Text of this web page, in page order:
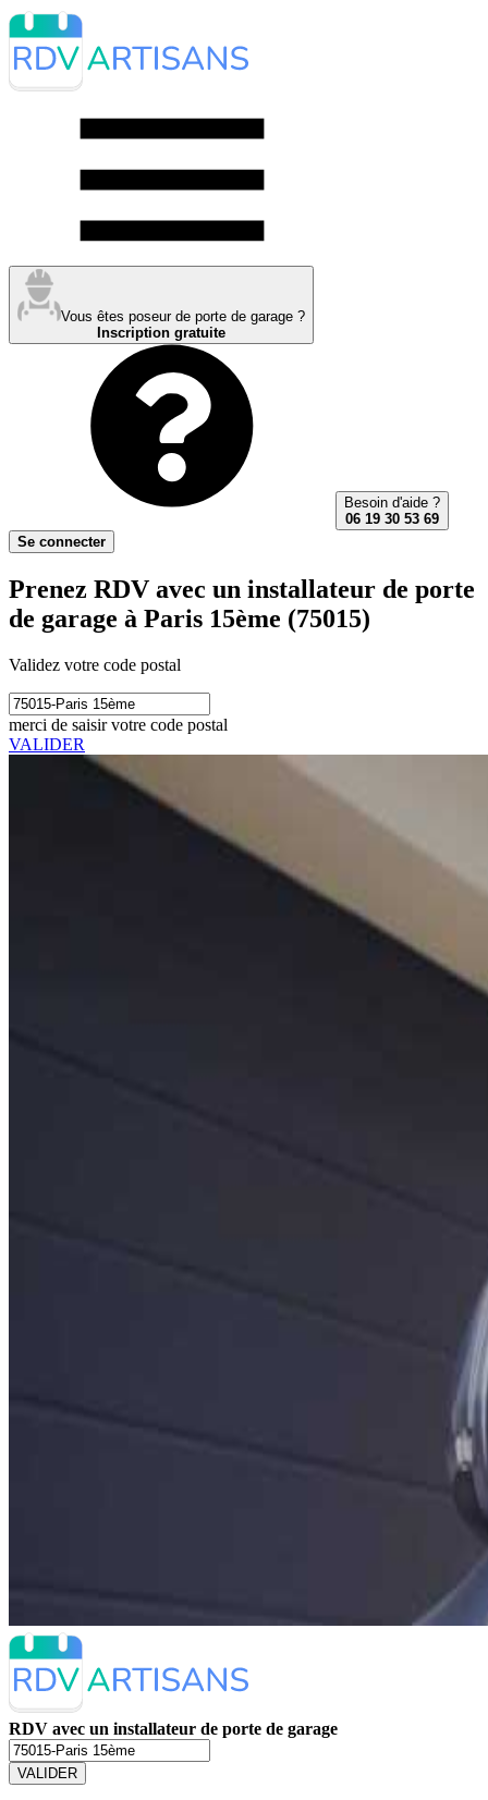
Vous êtes poseur de porte de garage ?
Inscription gratuite
Besoin d'aide ?
06 19 30 53 69
Se connecter
Prenez RDV avec un installateur de porte
de garage à Paris 15ème (75015)
Validez votre code postal
merci de saisir votre code postal
VALIDER
RDV avec un installateur de porte de garage
VALIDER